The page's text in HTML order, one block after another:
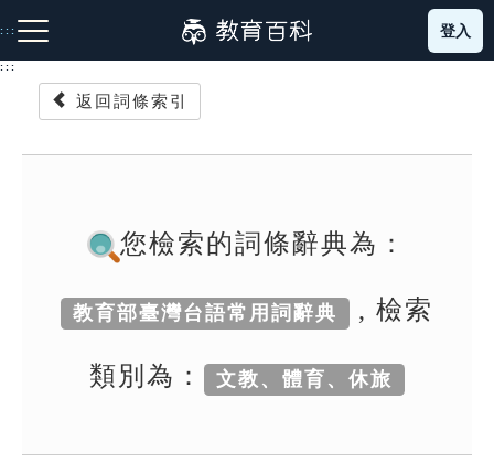
到
主
:::
生字詞彙表
成語故事
登入
:::
返回詞條索引
您檢索的詞條辭典為：
教育部臺灣台語常用詞辭典 , 檢索
類別為： 文教、體育、休旅